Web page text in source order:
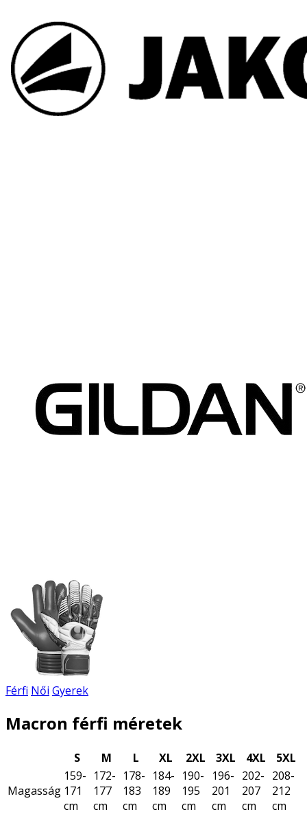
Férfi Női Gyerek
Macron férfi méretek
S M L XL 2XL 3XL 4XL 5XL
Magasság
159-
171
cm
172-
177
cm
178-
183
cm
184-
189
cm
190-
195
cm
196-
201
cm
202-
207
cm
208-
212
cm